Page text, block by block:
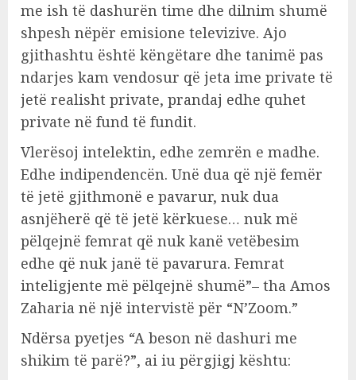
me ish të dashurën time dhe dilnim shumë
shpesh nëpër emisione televizive. Ajo
gjithashtu është këngëtare dhe tanimë pas
ndarjes kam vendosur që jeta ime private të
jetë realisht private, prandaj edhe quhet
private në fund të fundit.
Vlerësoj intelektin, edhe zemrën e madhe.
Edhe indipendencën. Unë dua që një femër
të jetë gjithmonë e pavarur, nuk dua
asnjëherë që të jetë kërkuese… nuk më
pëlqejnë femrat që nuk kanë vetëbesim
edhe që nuk janë të pavarura. Femrat
inteligjente më pëlqejnë shumë”– tha Amos
Zaharia në një intervistë për “N’Zoom.”
Ndërsa pyetjes “A beson në dashuri me
shikim të parë?”, ai iu përgjigj kështu: